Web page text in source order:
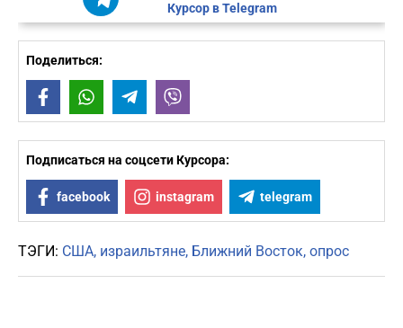
Курсор в Telegram
Поделиться:
FacebookWhatsAppTelegram
Подписаться на соцсети Курсора:
facebook instagram telegram
ТЭГИ: США израильтяне Ближний Восток опрос